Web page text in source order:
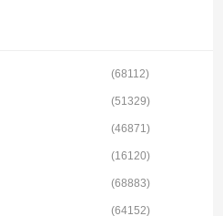
(68112)
(51329)
(46871)
(16120)
(68883)
(64152)